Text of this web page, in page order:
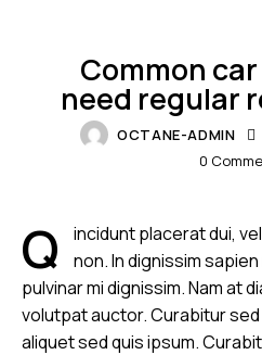
Common
need regular
OCTANE-ADMIN
0
Q
incidunt placerat dui,
non. In dignissim
pulvinar mi dignissim. Nam at
volutpat auctor. Curabitur
aliquet sed quis ipsum.